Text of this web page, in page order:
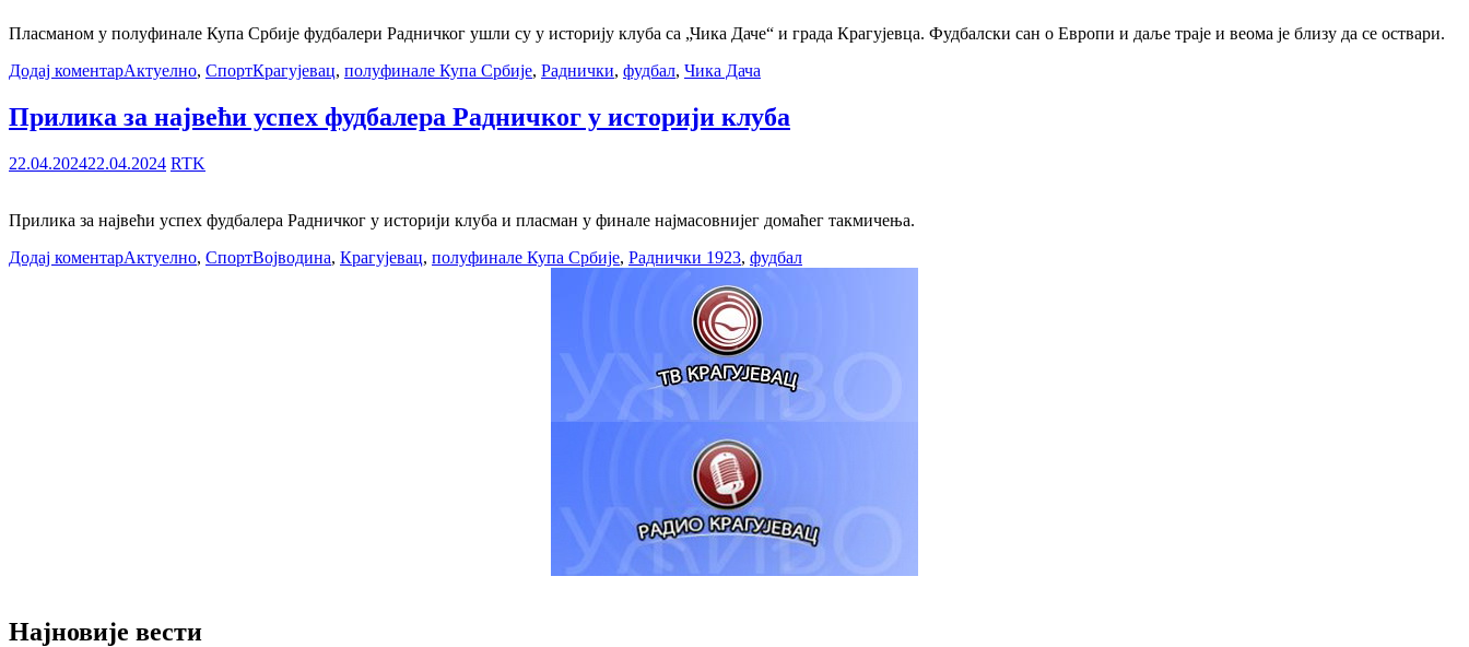
Пласманом у полуфинале Купа Србије фудбалери Радничког ушли су у историју клуба са „Чика Даче“ и града Крагујевца. Фудбалски сан о Европи и даље траје и веома је близу да се оствари.
Додај коментарАктуелно, СпортКрагујевац, полуфинале Купа Србије, Раднички, фудбал, Чика Дача
Прилика за највећи успех фудбалера Радничког у историји клуба
22.04.202422.04.2024 RTK
Прилика за највећи успех фудбалера Радничког у историји клуба и пласман у финале најмасовнијег домаћег такмичења.
Додај коментарАктуелно, СпортВојводина, Крагујевац, полуфинале Купа Србије, Раднички 1923, фудбал
Најновије вести